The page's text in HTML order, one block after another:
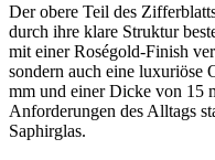
Der obere Teil des
durch ihre klare Struktur
mit einer Roségold-Finish
sondern auch eine luxuriöse
mm und einer Dicke von 15
Anforderungen des Alltags
Saphirglas.